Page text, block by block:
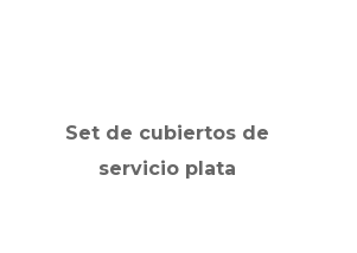
Set de cubiertos de
servicio plata